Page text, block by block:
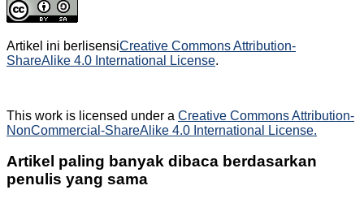
Artikel ini berlisensiCreative Commons Attribution-
ShareAlike 4.0 International License.
This work is licensed under a Creative Commons Attribution-
NonCommercial-ShareAlike 4.0 International License.
Artikel paling banyak dibaca berdasarkan
penulis yang sama